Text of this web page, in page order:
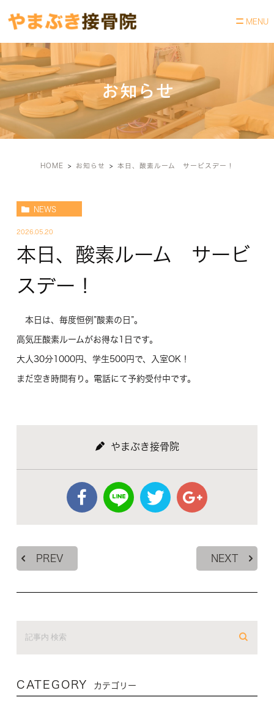
お知らせ
HOME お知らせ 本日、酸素ルーム サービスデー！
NEWS
2026.05.20
本日、酸素ルーム サービ
スデー！
本日は、毎度恒例”酸素の日”。
高気圧酸素ルームがお得な1日です。
大人30分1000円、学生500円で、入室OK！
まだ空き時間有り。電話にて予約受付中です。
やまぶき接骨院
PREV NEXT
CATEGORY カテゴリー